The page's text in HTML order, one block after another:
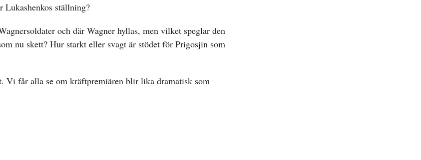
ställning?
och där Wagner hyllas, men vilket speglar den
nu skett? Hur starkt eller svagt är stödet för Prigosjin som
Vi får alla se om kräftpremiären blir lika dramatisk som